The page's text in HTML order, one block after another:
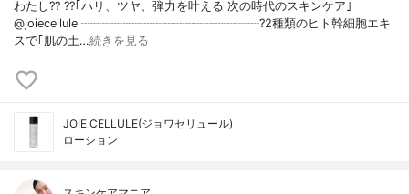
わたし?? ??｢ハリ、ツヤ、弾力を叶える 次の時代のスキンケア｣
@joiecellule ┈┈┈┈┈┈┈┈┈┈┈┈┈┈┈?2種類のヒト幹細胞エキ
スで｢肌の土…続きを見る
JOIE CELLULE(ジョワセリュール)
ローション